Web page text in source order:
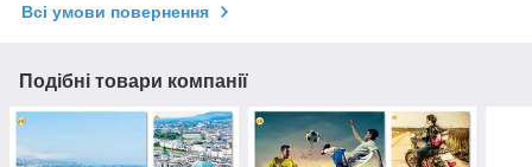
Всі умови повернення
Подібні товари компанії